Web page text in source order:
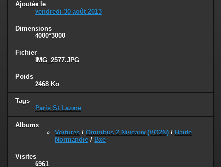
Ajoutée le
vendredi 30 août 2013
Dimensions
4000*3000
Fichier
IMG_2577.JPG
Poids
2468 Ko
Tags
Paris St Lazare
Albums
Voitures / Omnibus 2 Niveaux (VO2N) / Haute
Normandie / Bxe
Visites
6961